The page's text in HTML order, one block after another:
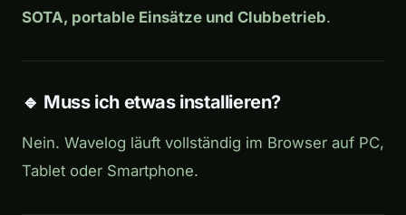
SOTA, portable Einsätze und Clubbetrieb.
🔹 Muss ich etwas installieren?
Nein. Wavelog läuft vollständig im Browser auf PC,
Tablet oder Smartphone.